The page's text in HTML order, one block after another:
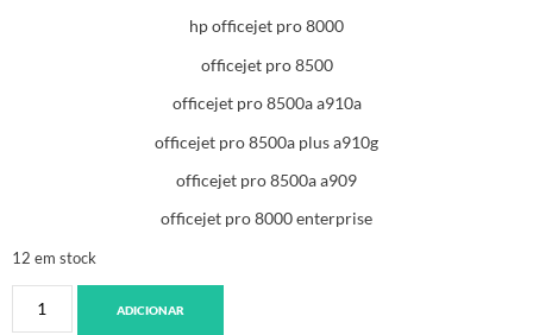
hp officejet pro 8000
officejet pro 8500
officejet pro 8500a a910a
officejet pro 8500a plus a910g
officejet pro 8500a a909
officejet pro 8000 enterprise
12 em stock
ADICIONAR